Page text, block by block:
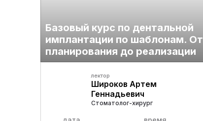
Базовый курс по дентальной
имплантации по шаблонам. От
планирования до реализации
лектор
Широков Артем
Геннадьевич
Стоматолог-хирург